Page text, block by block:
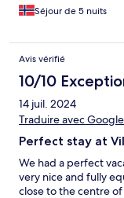
Séjour de 5 nuits
Avis vérifié
10/10
14 juil. 2024
Traduire avec Google
Perfect stay at
We had a perfect
very nice and fully
close to the centre